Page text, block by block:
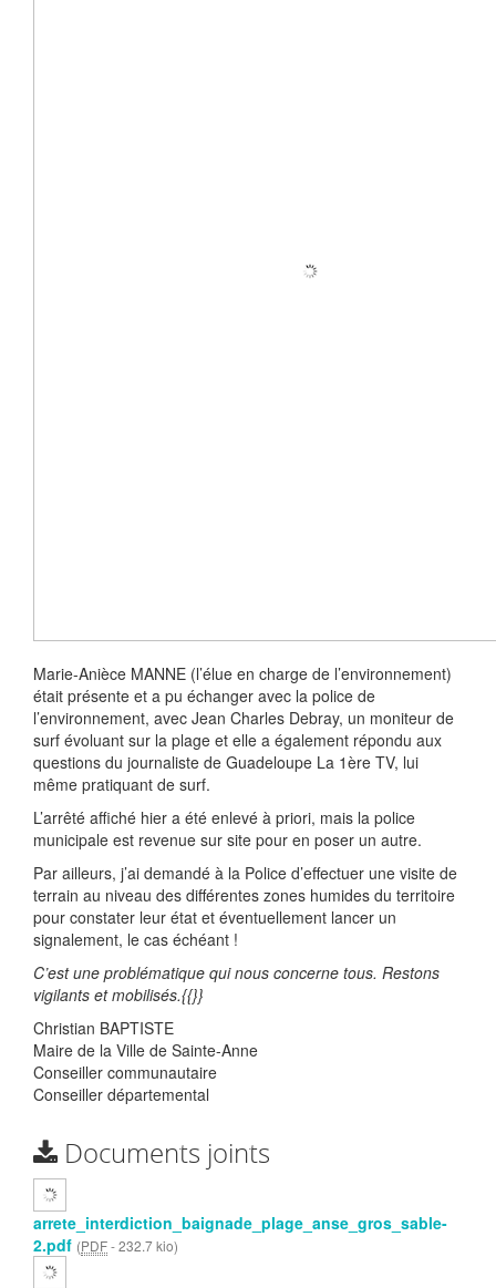
Marie-Anièce MANNE (l’élue en charge de l’environnement)
était présente et a pu échanger avec la police de
l’environnement, avec Jean Charles Debray, un moniteur de
surf évoluant sur la plage et elle a également répondu aux
questions du journaliste de Guadeloupe La 1ère TV, lui
même pratiquant de surf.
L’arrêté affiché hier a été enlevé à priori, mais la police
municipale est revenue sur site pour en poser un autre.
Par ailleurs, j’ai demandé à la Police d’effectuer une visite de
terrain au niveau des différentes zones humides du territoire
pour constater leur état et éventuellement lancer un
signalement, le cas échéant !
C’est une problématique qui nous concerne tous. Restons
vigilants et mobilisés.{{}}
Christian BAPTISTE
Maire de la Ville de Sainte-Anne
Conseiller communautaire
Conseiller départemental
Documents joints
arrete_interdiction_baignade_plage_anse_gros_sable-
2.pdf (PDF-232.7 kio)